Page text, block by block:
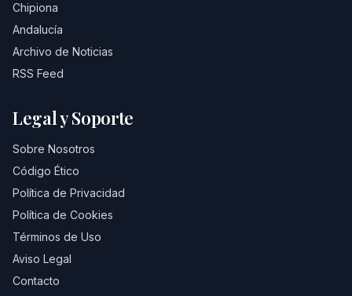
Chipiona
Andalucía
Archivo de Noticias
RSS Feed
Legal y Soporte
Sobre Nosotros
Código Ético
Política de Privacidad
Política de Cookies
Términos de Uso
Aviso Legal
Contacto